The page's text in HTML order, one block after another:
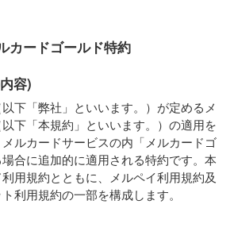
カードゴールド特約
容)
下「弊社」といいます。）が定めるメ
下「本規約」といいます。）の適用を
ルカードサービスの内「メルカードゴ
合に追加的に適用される特約です。本
用規約とともに、メルペイ利用規約及
利用規約の一部を構成します。